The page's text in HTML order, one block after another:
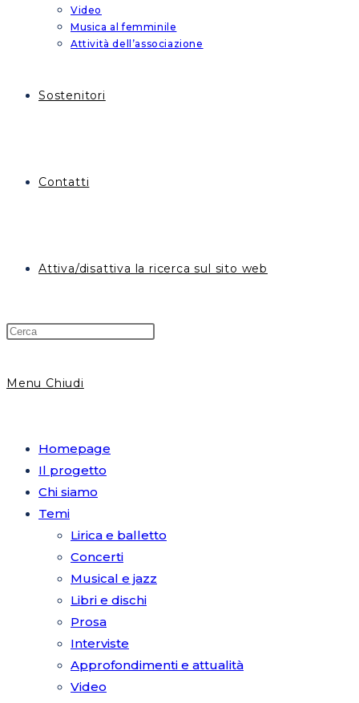
Video
Musica al femminile
Attività dell’associazione
Sostenitori
Contatti
Attiva/disattiva la ricerca sul sito web
Menu Chiudi
Homepage
Il progetto
Chi siamo
Temi
Lirica e balletto
Concerti
Musical e jazz
Libri e dischi
Prosa
Interviste
Approfondimenti e attualità
Video